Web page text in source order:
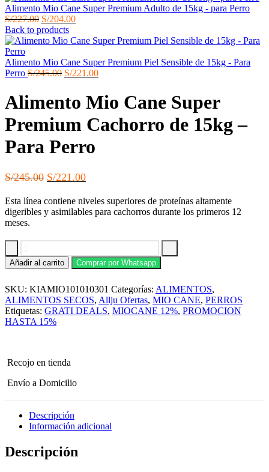
Alimento Mio Cane Super Premium Adulto de 15kg - para Perro
S/227.00 El
precio
original
S/227.00.
S/204.00El
actual
S/204.00.
Back to products
Alimento Mio Cane Super Premium Piel Sensible de 15kg - Para
Perro S/245.00 El
original
era:
S/221.00El
actual
S/221.00.
Alimento Mio Cane Super
Premium Cachorro de 15kg –
Para Perro
S/245.00 El
original
era:
S/221.00El
actual
es:
Esta línea contiene niveles superiores de proteínas altamente
digeribles y asimilables para cachorros durante los primeros 12
meses.
Alimento
Mio
Super
Premium
Cachorro
de
15kg
cantidad
Añadir al carrito Comprar por Whatsapp
SKU: KIAMIO101010301 Categorías: ALIMENTOS,
ALIMENTOS SECOS, Allju Ofertas, MIO CANE, PERROS
Etiquetas: GRATI DEALS, MIOCANE 12%, PROMOCION
HASTA 15%
Recojo en tienda
Envío a Domicilio
Descripción
Información adicional
Descripción